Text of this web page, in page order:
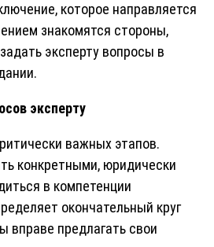
которое направляется
знакомятся стороны,
эксперту вопросы в
эксперту
важных этапов.
конкретными, юридически
в компетенции
окончательный круг
вправе предлагать свои